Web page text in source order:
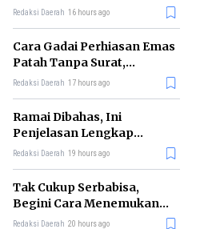
Kabinet Bayangan
Redaksi Daerah 16 hours ago
Cara Gadai Perhiasan Emas
Patah Tanpa Surat,
Ternyata Tetap Bisa!
Redaksi Daerah 17 hours ago
Ramai Dibahas, Ini
Penjelasan Lengkap
tentang Konsep Kabinet
Redaksi Daerah 19 hours ago
Tak Cukup Serbabisa,
Begini Cara Menemukan
'Spike' agar CV Dilirik HR
Redaksi Daerah 20 hours ago